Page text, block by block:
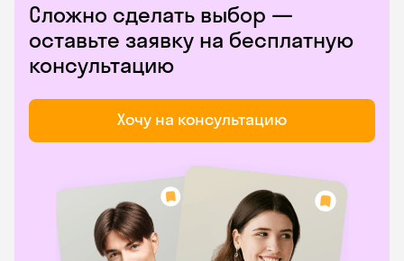
Сложно сделать выбор —
оставьте заявку на бесплатную
консультацию
Хочу на консультацию